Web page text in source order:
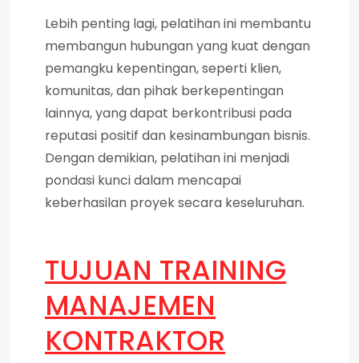
Lebih penting lagi, pelatihan ini membantu
membangun hubungan yang kuat dengan
pemangku kepentingan, seperti klien,
komunitas, dan pihak berkepentingan
lainnya, yang dapat berkontribusi pada
reputasi positif dan kesinambungan bisnis.
Dengan demikian, pelatihan ini menjadi
pondasi kunci dalam mencapai
keberhasilan proyek secara keseluruhan.
TUJUAN TRAINING
MANAJEMEN
KONTRAKTOR